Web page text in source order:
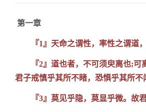
第一章
『1』天命之谓性，率性之谓道，
『2』道也者，不可须臾离也;可
君子戒慎乎其所不睹，恐惧乎其所不
『3』莫见乎隐，莫显乎微。故君